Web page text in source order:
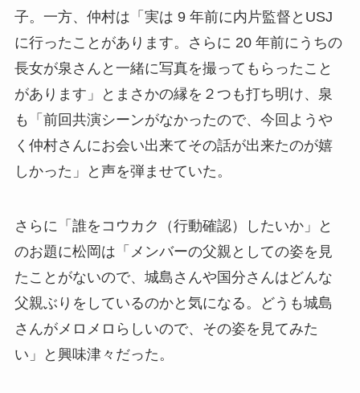
子。一方、仲村は「実は 9 年前に内片監督とUSJ
に行ったことがあります。さらに 20 年前にうちの
長女が泉さんと一緒に写真を撮ってもらったこと
があります」とまさかの縁を２つも打ち明け、泉
も「前回共演シーンがなかったので、今回ようや
く仲村さんにお会い出来てその話が出来たのが嬉
しかった」と声を弾ませていた。
さらに「誰をコウカク（行動確認）したいか」と
のお題に松岡は「メンバーの父親としての姿を見
たことがないので、城島さんや国分さんはどんな
父親ぶりをしているのかと気になる。どうも城島
さんがメロメロらしいので、その姿を見てみた
い」と興味津々だった。